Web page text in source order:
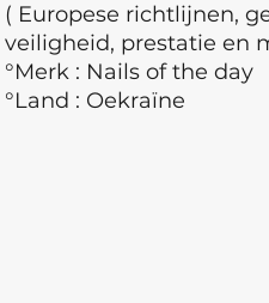
( Europese richtlijnen,
veiligheid, prestatie en
°Merk : Nails of the day
°Land : Oekraïne